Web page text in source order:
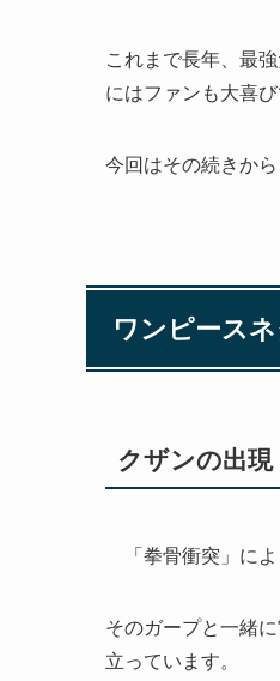
これまで長年、最
にはファンも大喜び
今回はその続きか
ワンピース
クザンの出現
「拳骨衝突」によ
そのガープと一緒
立っています。